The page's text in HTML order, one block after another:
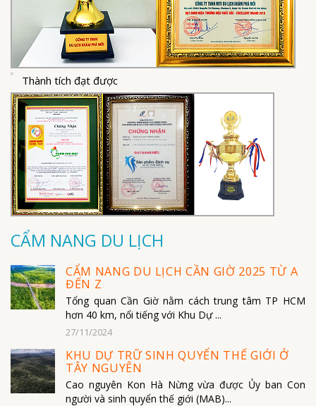
Thành tích đạt được
CẨM NANG DU LỊCH
CẨM NANG DU LỊCH CẦN GIỜ 2025 TỪ A
ĐẾN Z
Tổng quan Cần Giờ nằm cách trung tâm TP HCM
hơn 40 km, nổi tiếng với Khu Dự ...
27/11/2024
KHU DỰ TRỮ SINH QUYỂN THẾ GIỚI Ở
TÂY NGUYÊN
Cao nguyên Kon Hà Nừng vừa được Ủy ban Con
người và sinh quyển thế giới (MAB)...